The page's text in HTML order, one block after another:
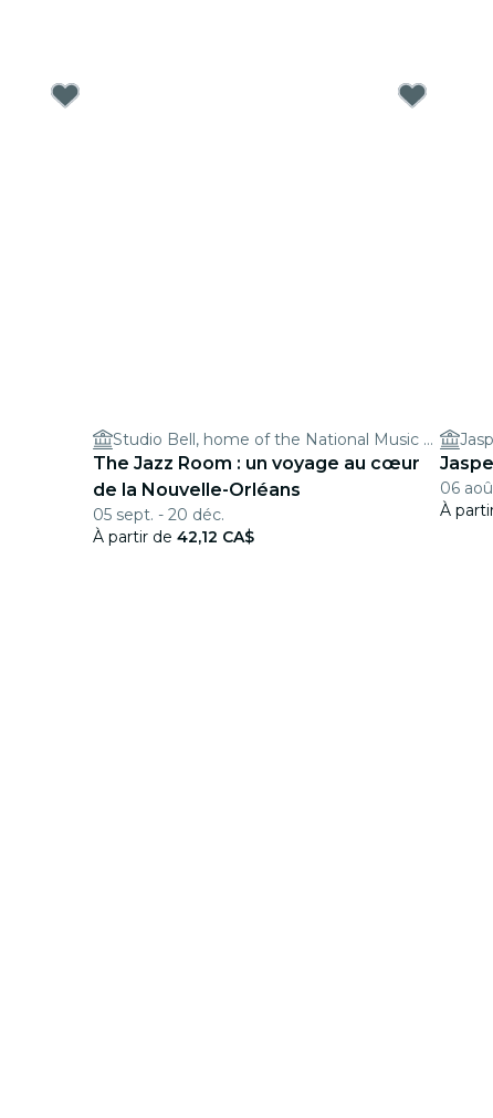
Studio Bell, home of the National Music Centre
The Jazz Room : un voyage au cœur
de la Nouvelle-Orléans
05 sept. - 20 déc.
À partir de 42,12 CA$
06
À